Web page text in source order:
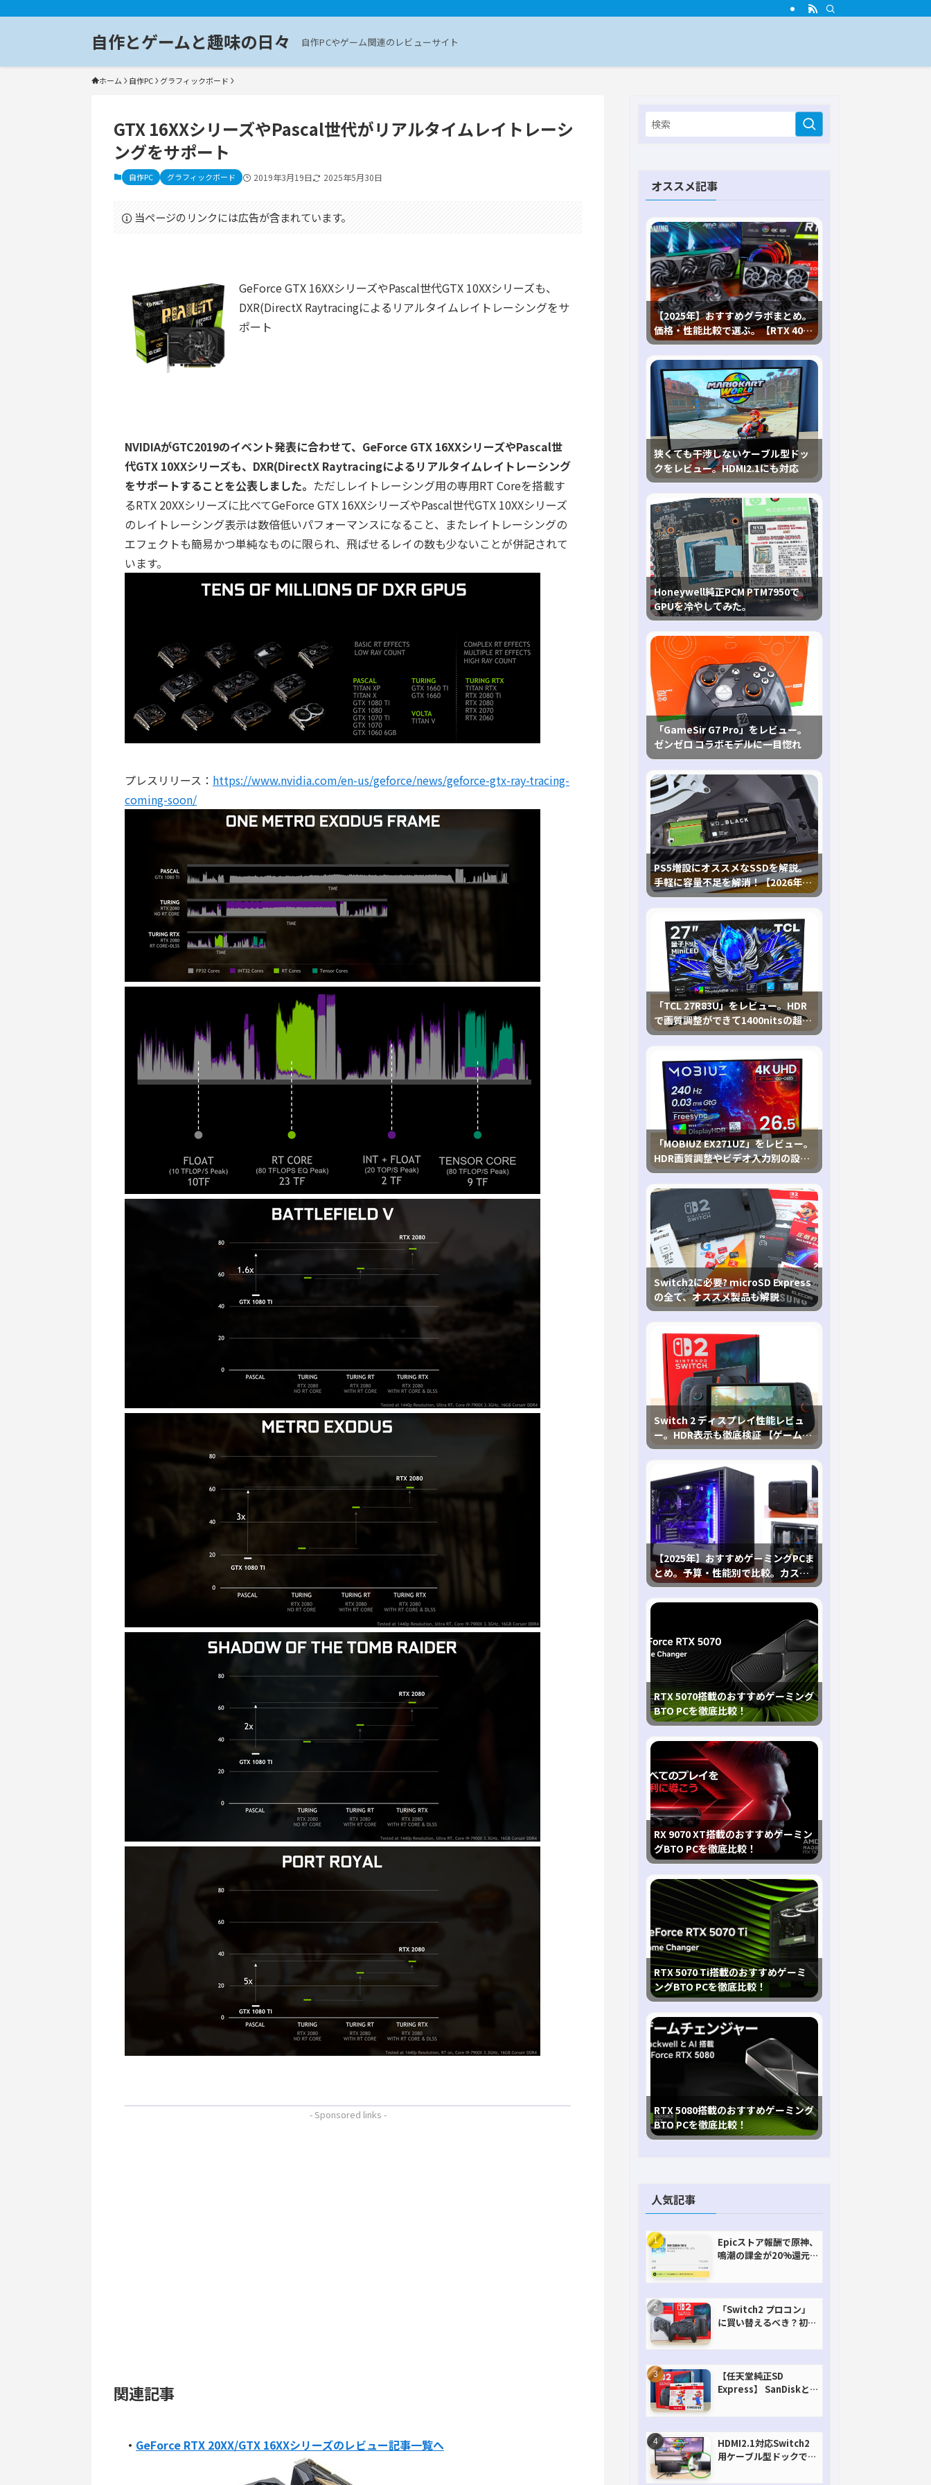
自作とゲームと趣味の日々 自作PCやゲーム関連のレビューサイト
ホーム 自作PC グラフィックボード
GTX 16XXシリーズやPascal世代がリアルタイムレイトレーシ
ングをサポート
自作PC グラフィックボード 2019年3月19日 2025年5月30日
当ページのリンクには広告が含まれています。
GeForce GTX 16XXシリーズやPascal世代GTX 10XXシリーズも、
DXR(DirectX Raytracingによるリアルタイムレイトレーシングをサ
ポート
NVIDIAがGTC2019のイベント発表に合わせて、GeForce GTX 16XXシリーズやPascal世
代GTX 10XXシリーズも、DXR(DirectX Raytracingによるリアルタイムレイトレーシング
をサポートすることを公表しました。 ただしレイトレーシング用の専用RT Coreを搭載す
るRTX 20XXシリーズに比べてGeForce GTX 16XXシリーズやPascal世代GTX 10XXシリーズ
のレイトレーシング表示は数倍低いパフォーマンスになること、またレイトレーシングの
エフェクトも簡易かつ単純なものに限られ、飛ばせるレイの数も少ないことが併記されて
います。
プレスリリース： https://www.nvidia.com/en-us/geforce/news/geforce-gtx-ray-tracing-
coming-soon/
- Sponsored links -
関連記事
・ GeForce RTX 20XX/GTX 16XXシリーズのレビュー記事一覧へ
オススメ記事
【2025年】おすすめグラボまとめ。
価格・性能比較で選ぶ。【RTX 40,
RX 7000各種に対応】
狭くても干渉しないケーブル型ドッ
クをレビュー。HDMI2.1にも対応
Honeywell純正PCM PTM7950で
GPUを冷やしてみた。
「GameSir G7 Pro」をレビュー。
ゼンゼロ コラボモデルに一目惚れ
PS5増設にオススメなSSDを解説。
手軽に容量不足を解消！【2026年最
新、PS5 Proにも対応】
「TCL 27R83U」をレビュー。HDR
で画質調整ができて1400nitsの超高
輝度も発揮！
「MOBIUZ EX271UZ」をレビュー。
HDR画質調整やビデオ入力別の設定
が可能な4K有機ELゲーミングモニタ
を徹底検証
Switch2に必要? microSD Express
の全て、オススメ製品も解説
Switch 2 ディスプレイ性能レビュ
ー。HDR表示も徹底検証 【ゲームに
おけるHDRの未来を切り開く1台！】
【2025年】おすすめゲーミングPCま
とめ。予算・性能別で比較。カスタ
マイズ指南も
RTX 5070搭載のおすすめゲーミング
BTO PCを徹底比較！
RX 9070 XT搭載のおすすめゲーミン
グBTO PCを徹底比較！
RTX 5070 Ti搭載のおすすめゲーミ
ングBTO PCを徹底比較！
RTX 5080搭載のおすすめゲーミング
BTO PCを徹底比較！
人気記事
Epicストア報酬で原神、
鳴潮の課金が20%還元
「Switch2 プロコン」
に買い替えるべき？初代
【任天堂純正SD
Express】 SanDiskと
HDMI2.1対応Switch2
用ケーブル型ドックで省